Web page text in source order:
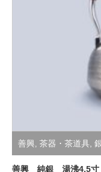
善興 茶器・茶道具
善興 純銀 湯沸4.5